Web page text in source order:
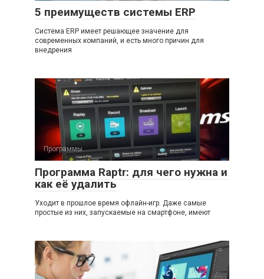
5 преимуществ системы ERP
Система ERP имеет решающее значение для
современных компаний, и есть много причин для
внедрения
Программы
Программа Raptr: для чего нужна и
как её удалить
Уходит в прошлое время офлайн-игр. Даже самые
простые из них, запускаемые на смартфоне, имеют